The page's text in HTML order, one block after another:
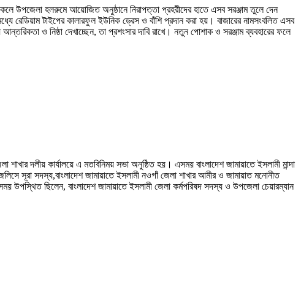
উপজেলা হলরুমে আয়োজিত অনুষ্ঠানে নিরাপত্তা প্রহরীদের হাতে এসব সরঞ্জাম তুলে দেন
রেডিয়াম টাইপের কালারফুল ইউনিক ড্রেস ও বাঁশি প্রদান করা হয়। বাজারের নামসংবলিত এসব
ও নিষ্ঠা দেখাচ্ছেন, তা প্রশংসার দাবি রাখে। নতুন পোশাক ও সরঞ্জাম ব্যবহারের ফলে
শাখার দলীয় কার্যালয়ে এ মতবিনিময় সভা অনুষ্ঠিত হয়। এসময় বাংলাদেশ জামায়াতে ইসলামী মান্দা
সূরা সদস্য,বাংলাদেশ জামায়াতে ইসলামী নওগাঁ জেলা শাখার আমীর ও জামায়াত মনোনীত
উপস্থিত ছিলেন, বাংলাদেশ জামায়াতে ইসলামী জেলা কর্মপরিষদ সদস্য ও উপজেলা চেয়ারম্যান